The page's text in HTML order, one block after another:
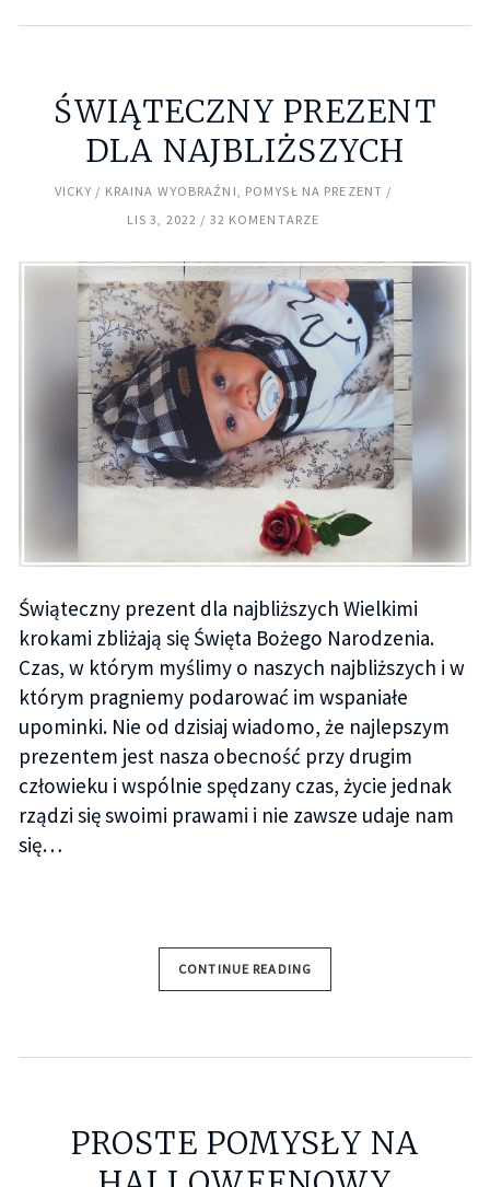
ŚWIĄTECZNY PREZENT
DLA NAJBLIŻSZYCH
VICKY KRAINA WYOBRAŹNI, POMYSŁ NA PREZENT
LIS 3, 2022
32 KOMENTARZE
Świąteczny prezent dla najbliższych Wielkimi
krokami zbliżają się Święta Bożego Narodzenia.
Czas, w którym myślimy o naszych najbliższych i w
którym pragniemy podarować im wspaniałe
upominki. Nie od dzisiaj wiadomo, że najlepszym
prezentem jest nasza obecność przy drugim
człowieku i wspólnie spędzany czas, życie jednak
rządzi się swoimi prawami i nie zawsze udaje nam
się…
CONTINUE READING
PROSTE POMYSŁY NA